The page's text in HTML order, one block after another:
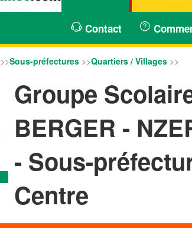
Contact
>>Sous-préfectures >>Quartiers / Villages >>
Groupe
BERGER -
- Sous-
Centre